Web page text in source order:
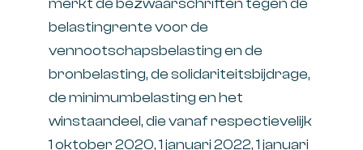
merkt de bezwaarschriften tegen de
belastingrente voor de
vennootschapsbelasting en de
bronbelasting, de solidariteitsbijdrage,
de minimumbelasting en het
winstaandeel, die vanaf respectievelijk
1 oktober 2020, 1 januari 2022, 1 januari